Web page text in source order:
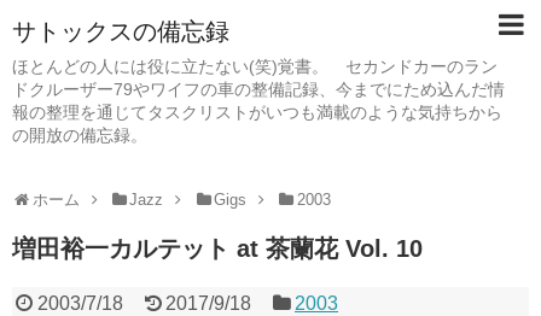
サトックスの備忘録
ほとんどの人には役に立たない(笑)覚書。 セカンドカーのラン
ドクルーザー79やワイフの車の整備記録、今までにため込んだ情
報の整理を通じてタスクリストがいつも満載のような気持ちから
の開放の備忘録。
ホーム Jazz Gigs 2003
増田裕一カルテット at 茶蘭花 Vol. 10
2003/7/18 2017/9/18 2003